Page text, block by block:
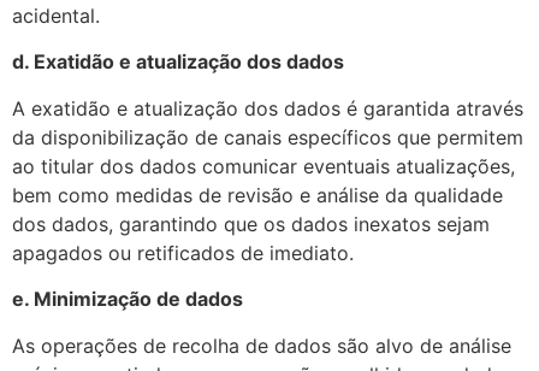
acidental.
d. Exatidão e atualização dos dados
A exatidão e atualização dos dados é garantida através
da disponibilização de canais específicos que permitem
ao titular dos dados comunicar eventuais atualizações,
bem como medidas de revisão e análise da qualidade
dos dados, garantindo que os dados inexatos sejam
apagados ou retificados de imediato.
e. Minimização de dados
As operações de recolha de dados são alvo de análise